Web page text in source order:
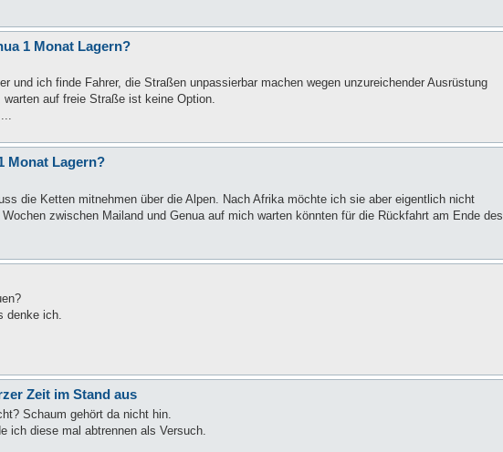
1 Monat Lagern?
und ich finde Fahrer, die Straßen unpassierbar machen wegen unzureichender Ausrüstung
auf freie Straße ist keine Option.
Monat Lagern?
die Ketten mitnehmen über die Alpen. Nach Afrika möchte ich sie aber eigentlich nicht
zwischen Mailand und Genua auf mich warten könnten für die Rückfahrt am Ende des
denke ich.
Zeit im Stand aus
Schaum gehört da nicht hin.
ich diese mal abtrennen als Versuch.